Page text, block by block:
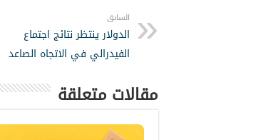
السابق
الدولار ينتظر نتائج اجتماع
الفيدرالي في الاتجاه الصاعد
مقالات متعلقة